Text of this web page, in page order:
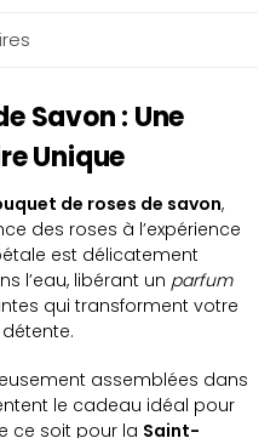
Savon : Une
Unique
de roses de savon,
des roses à l’expérience
est délicatement
l’eau, libérant un parfum
qui transforment votre
assemblées dans
le cadeau idéal pour
ce soit pour la Saint-